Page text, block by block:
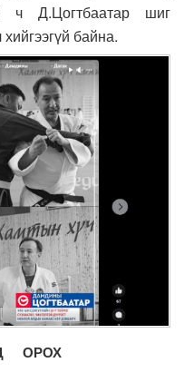
ч Д.Цогтбаатар шиг
байна.
ОРОХ